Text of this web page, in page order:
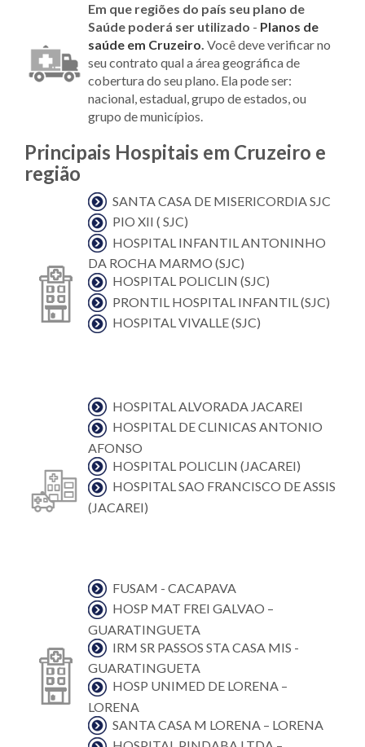
Em que regiões do país seu plano de
Saúde poderá ser utilizado - Planos de
saúde em Cruzeiro. Você deve verificar no
seu contrato qual a área geográfica de
cobertura do seu plano. Ela pode ser:
nacional, estadual, grupo de estados, ou
grupo de municípios.
Principais Hospitais em Cruzeiro e
região
SANTA CASA DE MISERICORDIA SJC
PIO XII ( SJC)
HOSPITAL INFANTIL ANTONINHO
DA ROCHA MARMO (SJC)
HOSPITAL POLICLIN (SJC)
PRONTIL HOSPITAL INFANTIL (SJC)
HOSPITAL VIVALLE (SJC)
HOSPITAL ALVORADA JACAREI
HOSPITAL DE CLINICAS ANTONIO
AFONSO
HOSPITAL POLICLIN (JACAREI)
HOSPITAL SAO FRANCISCO DE ASSIS
(JACAREI)
FUSAM - CACAPAVA
HOSP MAT FREI GALVAO –
GUARATINGUETA
IRM SR PASSOS STA CASA MIS -
GUARATINGUETA
HOSP UNIMED DE LORENA –
LORENA
SANTA CASA M LORENA – LORENA